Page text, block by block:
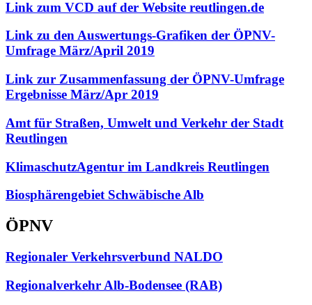
Link zum VCD auf der Website reutlingen.de
Link zu den Auswertungs-Grafiken der ÖPNV-
Umfrage März/April 2019
Link zur Zusammenfassung der ÖPNV-Umfrage
Ergebnisse März/Apr 2019
Amt für Straßen, Umwelt und Verkehr der Stadt
Reutlingen
KlimaschutzAgentur im Landkreis Reutlingen
Biosphärengebiet Schwäbische Alb
ÖPNV
Regionaler Verkehrsverbund NALDO
Regionalverkehr Alb-Bodensee (RAB)